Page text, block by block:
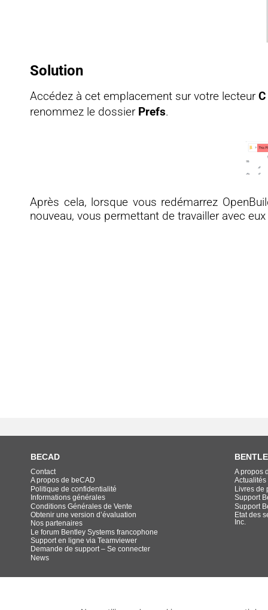
Solution
Accédez à cet emplacement sur votre lecteurC
renommez le dossier Prefs.
Après cela, lorsque vous redémarrez
nouveau, vous permettant de travailler avec
BECAD
Contact
A propos de beCAD
Politique de confidentialité
Informations générales
Conditions Générales de Vente
Obtenir une version d’évaluation
Nos partenaires
Le forum Bentley Systems francophone
Support en ligne via Teamviewer
Demande de support – Se connecter
News
A propos
Actualités
Livres de
Support
Support
Etat des
Inc.